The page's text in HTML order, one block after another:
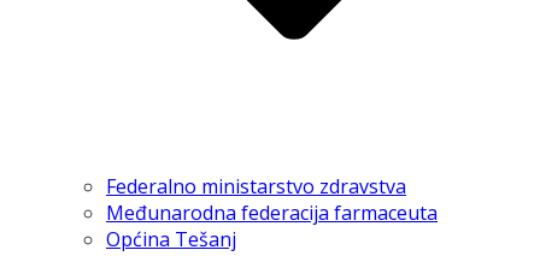
Federalno ministarstvo zdravstva
Međunarodna federacija farmaceuta
Općina Tešanj